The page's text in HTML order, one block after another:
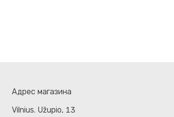
Адрес магазина
Vilnius. Užupio, 13